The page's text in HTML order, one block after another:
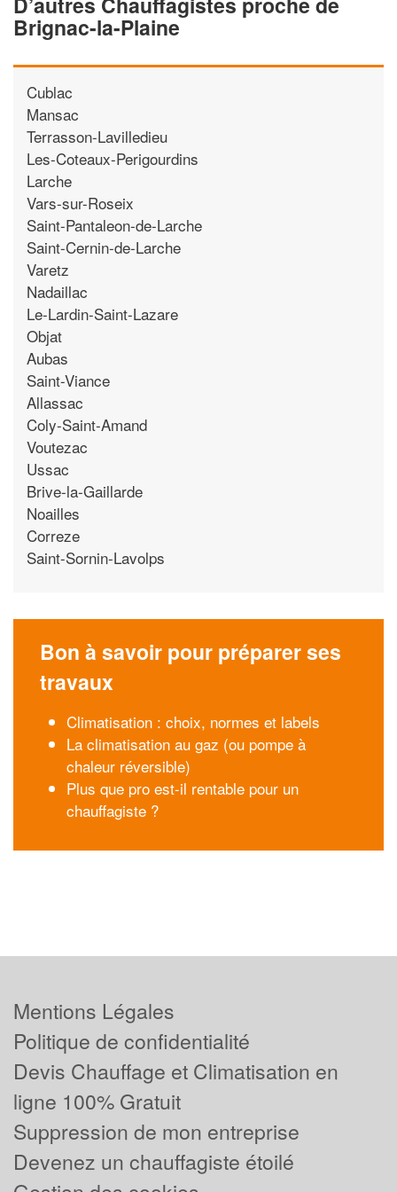
Brignac-la-Plaine
Cublac
Mansac
Terrasson-Lavilledieu
Les-Coteaux-Perigourdins
Larche
Vars-sur-Roseix
Saint-Pantaleon-de-Larche
Saint-Cernin-de-Larche
Varetz
Nadaillac
Le-Lardin-Saint-Lazare
Objat
Aubas
Saint-Viance
Allassac
Coly-Saint-Amand
Voutezac
Ussac
Brive-la-Gaillarde
Noailles
Correze
Saint-Sornin-Lavolps
Bon à savoir pour préparer ses
travaux
Climatisation : choix, normes et labels
La climatisation au gaz (ou pompe à
chaleur réversible)
Plus que pro est-il rentable pour un
chauffagiste ?
Mentions Légales
Politique de confidentialité
Devis Chauffage et Climatisation en
ligne 100% Gratuit
Suppression de mon entreprise
Devenez un chauffagiste étoilé